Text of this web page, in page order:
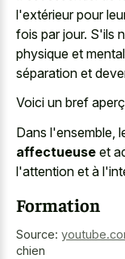
l'extérieur pour
fois par jour. S'ils
physique et
séparation et
Voici un bref
Dans l'ensemble,
affectueuse et
l'attention et à
Formation
Source:
chien